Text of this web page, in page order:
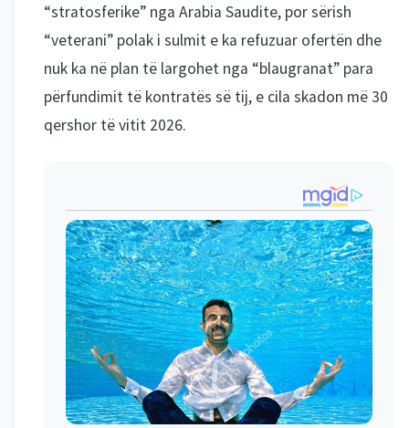
“stratosferike” nga Arabia Saudite, por sërish
“veterani” polak i sulmit e ka refuzuar ofertën dhe
nuk ka në plan të largohet nga “blaugranat” para
përfundimit të kontratës së tij, e cila skadon më 30
qershor të vitit 2026.